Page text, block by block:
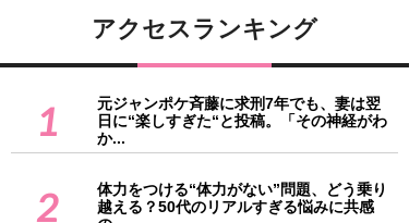
アクセスランキング
1
元ジャンポケ斉藤に求刑7年でも、妻は翌
日に“楽しすぎた“と投稿。「その神経がわ
か...
2
体力をつける“体力がない”問題、どう乗り
越える？50代のリアルすぎる悩みに共感